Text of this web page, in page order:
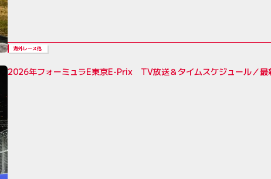
海外レース他
2026年フォーミュラE東京E-Prix TV放送＆タイムスケジュール／最